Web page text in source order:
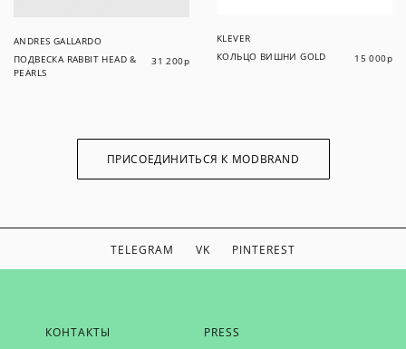
ANDRES GALLARDO
ПОДВЕСКА RABBIT HEAD &
PEARLS
31 200р
KLEVER
КОЛЬЦО ВИШНИ GOLD
15 000р
ПРИСОЕДИНИТЬСЯ К MODBRAND
TELEGRAM VK PINTEREST
КОНТАКТЫ PRESS
ЕСЛИ ВЫ ХОТИТЕ БЫТЬ В КУРСЕ НАШИХ НОВОСТЕЙ,